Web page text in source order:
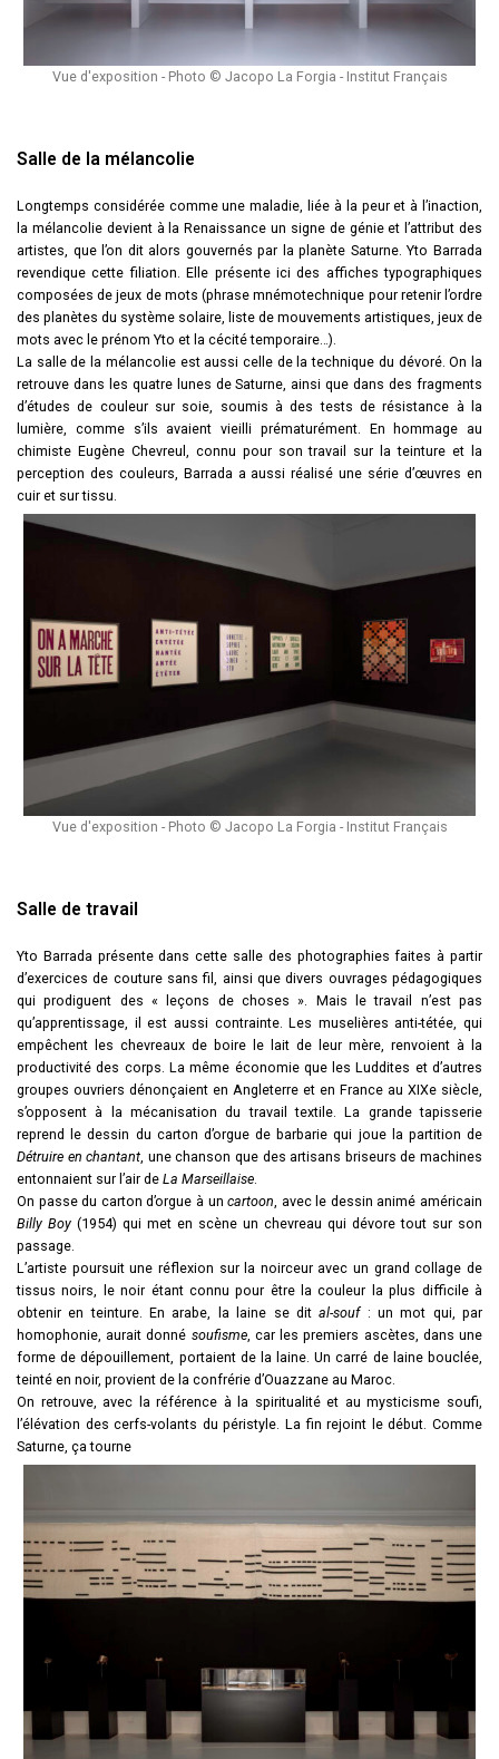
Vue d'exposition - Photo © Jacopo La Forgia - Institut Français
Salle de la mélancolie
Longtemps considérée comme une maladie, liée à la peur et à l’inaction,
la mélancolie devient à la Renaissance un signe de génie et l’attribut des
artistes, que l’on dit alors gouvernés par la planète Saturne. Yto Barrada
revendique cette filiation. Elle présente ici des affiches typographiques
composées de jeux de mots (phrase mnémotechnique pour retenir l’ordre
des planètes du système solaire, liste de mouvements artistiques, jeux de
mots avec le prénom Yto et la cécité temporaire…).
La salle de la mélancolie est aussi celle de la technique du dévoré. On la
retrouve dans les quatre lunes de Saturne, ainsi que dans des fragments
d’études de couleur sur soie, soumis à des tests de résistance à la
lumière, comme s’ils avaient vieilli prématurément. En hommage au
chimiste Eugène Chevreul, connu pour son travail sur la teinture et la
perception des couleurs, Barrada a aussi réalisé une série d’œuvres en
cuir et sur tissu.
Vue d'exposition - Photo © Jacopo La Forgia - Institut Français
Salle de travail
Yto Barrada présente dans cette salle des photographies faites à partir
d’exercices de couture sans fil, ainsi que divers ouvrages pédagogiques
qui prodiguent des « leçons de choses ». Mais le travail n’est pas
qu’apprentissage, il est aussi contrainte. Les muselières anti-tétée, qui
empêchent les chevreaux de boire le lait de leur mère, renvoient à la
productivité des corps. La même économie que les Luddites et d’autres
groupes ouvriers dénonçaient en Angleterre et en France au XIXe siècle,
s’opposent à la mécanisation du travail textile. La grande tapisserie
reprend le dessin du carton d’orgue de barbarie qui joue la partition de
Détruire en chantant, une chanson que des artisans briseurs de machines
entonnaient sur l’air de La Marseillaise.
On passe du carton d’orgue à uncartoon, avec le dessin animé américain
Billy Boy (1954) qui met en scène un chevreau qui dévore tout sur son
passage.
L’artiste poursuit une réflexion sur la noirceur avec un grand collage de
tissus noirs, le noir étant connu pour être la couleur la plus difficile à
obtenir en teinture. En arabe, la laine se dital-souf : un mot qui, par
homophonie, aurait donné soufisme, car les premiers ascètes, dans une
forme de dépouillement, portaient de la laine. Un carré de laine bouclée,
teinté en noir, provient de la confrérie d’Ouazzane au Maroc.
On retrouve, avec la référence à la spiritualité et au mysticisme soufi,
l’élévation des cerfs-volants du péristyle. La fin rejoint le début. Comme
Saturne, ça tourne